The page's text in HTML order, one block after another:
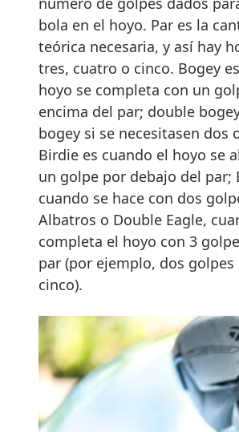
bola en el hoyo. Par es la
teórica necesaria, y así hay
tres, cuatro o cinco. Bogey
hoyo se completa con un
encima del par; double
bogey si se necesitasen dos
Birdie es cuando el hoyo se
un golpe por debajo del par;
cuando se hace con dos
Albatros o Double Eagle,
completa el hoyo con 3
par (por ejemplo, dos golpes
cinco).